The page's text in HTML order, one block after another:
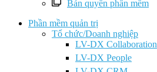
Bản quyền phần mềm
Phần mềm quản trị
Tổ chức/Doanh nghiệp
LV-DX Collaboration
LV-DX People